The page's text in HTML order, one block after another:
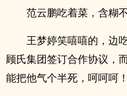
范云鹏吃着菜，含糊
王梦婷笑嘻嘻的，边
顾氏集团签订合作协议，
能把他气个半死，呵呵呵